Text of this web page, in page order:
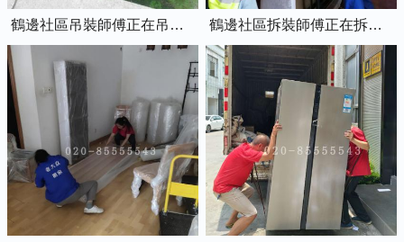
鶴邊社區吊裝師傅正在吊裝物品上樓 鶴邊社區拆裝師傅正在拆裝家具